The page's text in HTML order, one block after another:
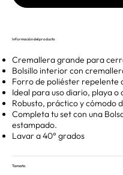
Información del producto
Cremallera grande para
Bolsillo interior con
Forro de poliéster repelente
Ideal para uso diario, playa o
Robusto, práctico y cómodo
Completa tu set con una
estampado.
Lavar a 40° grados
Tamaño